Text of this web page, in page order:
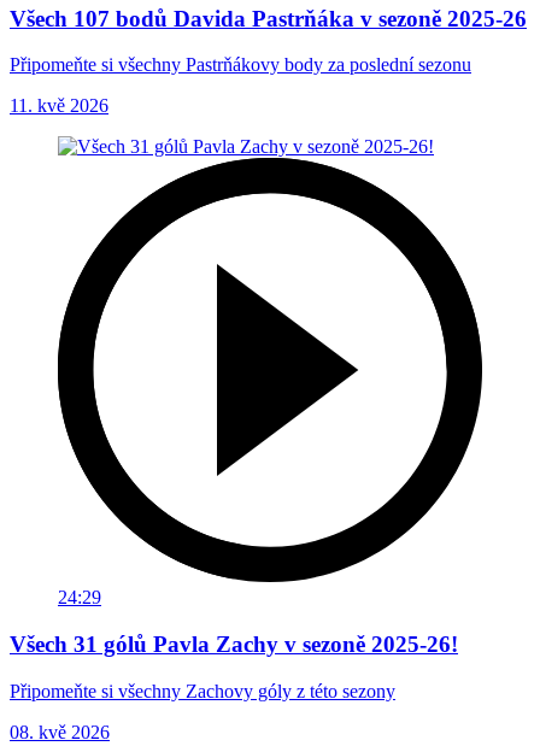
Všech 107 bodů Davida Pastrňáka v sezoně 2025-26
Připomeňte si všechny Pastrňákovy body za poslední sezonu
11. kvě 2026
24:29
Všech 31 gólů Pavla Zachy v sezoně 2025-26!
Připomeňte si všechny Zachovy góly z této sezony
08. kvě 2026